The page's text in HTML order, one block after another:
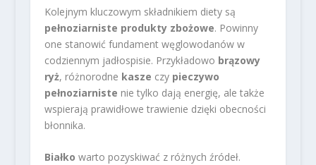
Kolejnym kluczowym składnikiem diety są
pełnoziarniste produkty zbożowe. Powinny
one stanowić fundament węglowodanów w
codziennym jadłospisie. Przykładowo brązowy
ryż, różnorodne kasze czy pieczywo
pełnoziarniste nie tylko dają energię, ale także
wspierają prawidłowe trawienie dzięki obecności
błonnika.
Białko warto pozyskiwać z różnych źródeł.